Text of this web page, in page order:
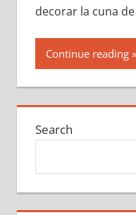
decorar la cuna
Continue reading
Search